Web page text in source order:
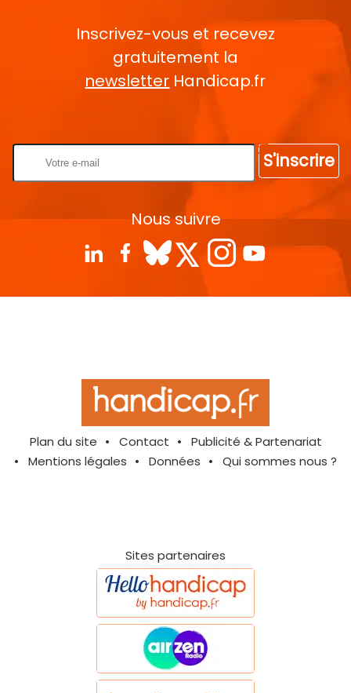
Inscrivez-vous et recevez
gratuitement la
newsletter Handicap.fr
S'inscrire
Nous suivre
Plan du site Contact
Publicité & Partenariat
Mentions légales
Données Qui sommes nous ?
Sites partenaires